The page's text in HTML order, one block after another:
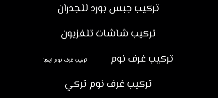
تركيب جبس بورد للجدران
تركيب شاشات تلفزيون
تركيب غرف نوم
تركيب غرف نوم ايكيا
تركيب غرف نوم تركي